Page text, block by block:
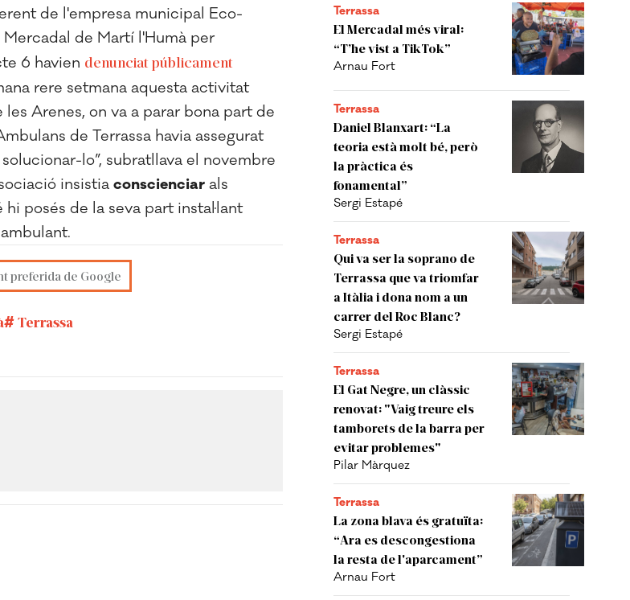
Terrassa
El Mercadal més viral:
“T’he vist a TikTok”
Arnau Fort
Terrassa
Daniel Blanxart: “La
teoria està molt bé, però
la pràctica és
fonamental”
Sergi Estapé
Terrassa
Qui va ser la soprano de
Terrassa que va triomfar
a Itàlia i dona nom a un
carrer del Roc Blanc?
Sergi Estapé
Terrassa
El Gat Negre, un clàssic
renovat: "Vaig treure els
tamborets de la barra per
evitar problemes"
Pilar Màrquez
Terrassa
La zona blava és gratuïta:
“Ara es descongestiona
la resta de l'aparcament”
Arnau Fort
de l'empresa municipal Eco-
de Martí l'Humà per
6 havien denunciat públicament
rere setmana aquesta activitat
Arenes, on va a parar bona part de
de Terrassa havia assegurat
lo”, subratllava el novembre
insistia conscienciar als
posés de la seva part instal·lant
preferida de Google
Terrassa